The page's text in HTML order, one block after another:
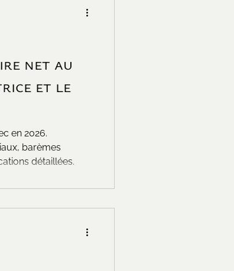
net au
et le
en 2026.
barèmes
détaillées.